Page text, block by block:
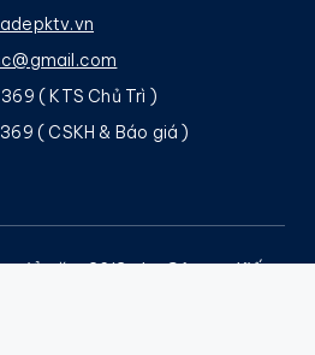
( KTS Chủ Trì )
( CSKH & Báo giá )
giả năm 2013 cho Công ty Kiến